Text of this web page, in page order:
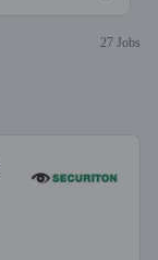
27 Jobs